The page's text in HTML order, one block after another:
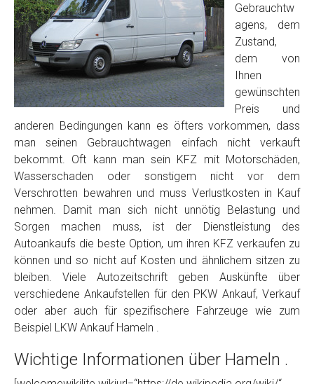
Foto Nr. 1
Foto Nr. 2
Foto Nr. 3
Sonstiges
Fertig
Wie viel ist 10+2 ?*
Gebrauchtw
agens, dem
Zustand,
dem von
Ihnen
gewünschten
Preis und
anderen Bedingungen kann es öfters vorkommen, dass
man seinen Gebrauchtwagen einfach nicht verkauft
bekommt. Oft kann man sein KFZ mit Motorschäden,
Wasserschaden oder sonstigem nicht vor dem
Verschrotten bewahren und muss Verlustkosten in Kauf
nehmen. Damit man sich nicht unnötig Belastung und
Sorgen machen muss, ist der Dienstleistung des
Autoankaufs die beste Option, um ihren KFZ verkaufen zu
können und so nicht auf Kosten und ähnlichem sitzen zu
bleiben. Viele Autozeitschrift geben Auskünfte über
verschiedene Ankaufstellen für den PKW Ankauf, Verkauf
oder aber auch für spezifischere Fahrzeuge wie zum
Beispiel LKW Ankauf Hameln .
Wichtige Informationen über Hameln .